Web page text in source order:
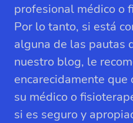
profesional médico o
Por lo tanto, si está
alguna de las pautas
nuestro blog, le
encarecidamente
su médico o
si es seguro y